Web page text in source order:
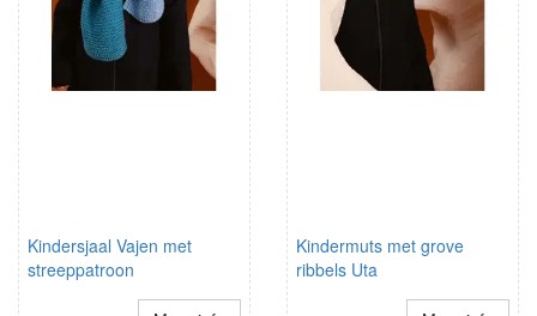
Kindersjaal Vajen met
streeppatroon
Kindermuts met grove
ribbels Uta